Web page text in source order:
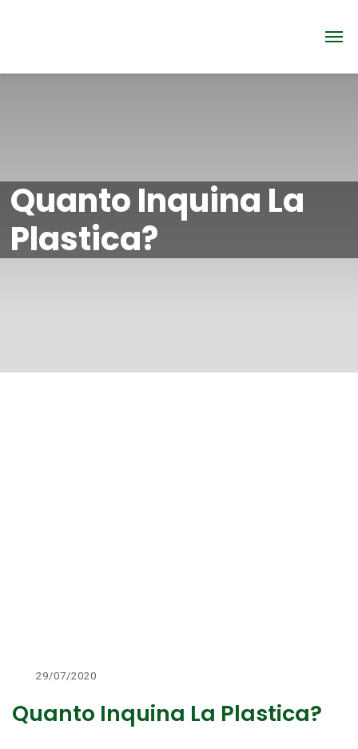
Quanto Inquina La
Plastica?
29/07/2020
Quanto Inquina La Plastica?